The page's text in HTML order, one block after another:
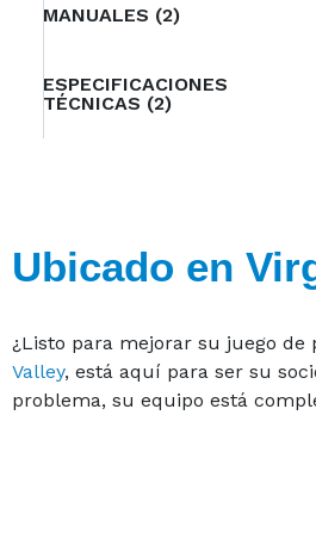
MANUALES (2)
ESPECIFICACIONES
TÉCNICAS (2)
Ubicado en
¿Listo para mejorar su juego de
Valley, está aquí para ser su
problema, su equipo está